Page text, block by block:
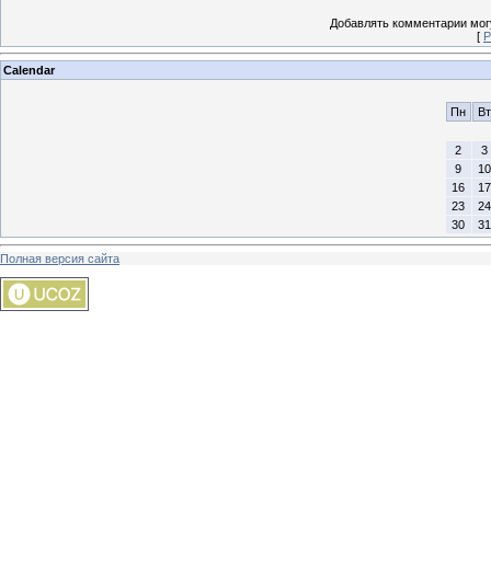
Добавлять комментарии
[
Calendar
Пн Вт
2
3
9
10
16
17
23
24
30
31
Полная версия сайта